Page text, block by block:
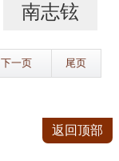
南志铉
下一页 尾页
返回顶部